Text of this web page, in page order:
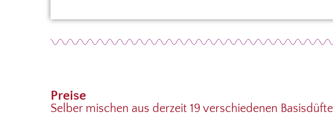
Preise
Selber mischen aus derzeit 19 verschiedenen